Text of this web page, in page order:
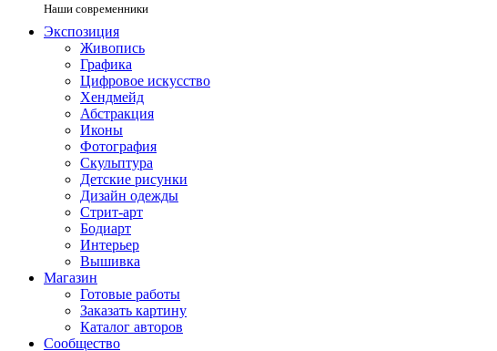
Наши современники
Экспозиция
Живопись
Графика
Цифровое искусство
Хендмейд
Абстракция
Иконы
Фотография
Скульптура
Детские рисунки
Дизайн одежды
Стрит-арт
Бодиарт
Интерьер
Вышивка
Магазин
Готовые работы
Заказать картину
Каталог авторов
Сообщество